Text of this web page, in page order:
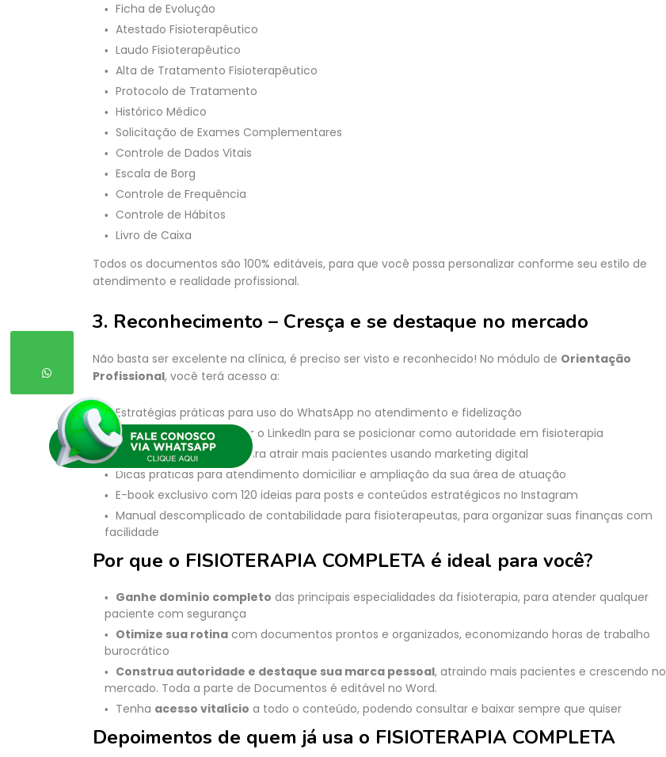
Ficha de Evolução
Atestado Fisioterapêutico
Laudo Fisioterapêutico
Alta de Tratamento Fisioterapêutico
Protocolo de Tratamento
Histórico Médico
Solicitação de Exames Complementares
Controle de Dados Vitais
Escala de Borg
Controle de Frequência
Controle de Hábitos
Livro de Caixa
Todos os documentos são 100% editáveis, para que você possa personalizar conforme seu estilo de
atendimento e realidade profissional.
3. Reconhecimento – Cresça e se destaque no mercado
Não basta ser excelente na clínica, é preciso ser visto e reconhecido! No módulo de Orientação
Profissional, você terá acesso a:
Estratégias práticas para uso do WhatsApp no atendimento e fidelização
Guia completo para usar o LinkedIn para se posicionar como autoridade em fisioterapia
Táticas comprovadas para atrair mais pacientes usando marketing digital
Dicas práticas para atendimento domiciliar e ampliação da sua área de atuação
E-book exclusivo com 120 ideias para posts e conteúdos estratégicos no Instagram
Manual descomplicado de contabilidade para fisioterapeutas, para organizar suas finanças com
facilidade
Por que o FISIOTERAPIA COMPLETA é ideal para você?
Ganhe domínio completo das principais especialidades da fisioterapia, para atender qualquer
paciente com segurança
Otimize sua rotina com documentos prontos e organizados, economizando horas de trabalho
burocrático
Construa autoridade e destaque sua marca pessoal, atraindo mais pacientes e crescendo no
mercado. Toda a parte de Documentos é editável no Word.
Tenha acesso vitalício a todo o conteúdo, podendo consultar e baixar sempre que quiser
Depoimentos de quem já usa o FISIOTERAPIA COMPLETA